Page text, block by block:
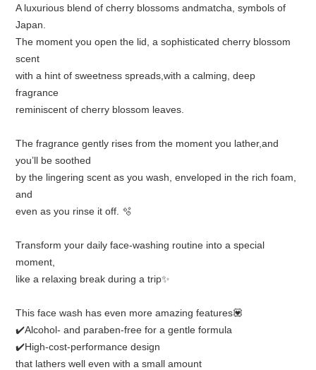
A luxurious blend of cherry blossoms andmatcha, symbols of
Japan.
The moment you open the lid, a sophisticated cherry blossom
scent
with a hint of sweetness spreads,with a calming, deep
fragrance
reminiscent of cherry blossom leaves.
The fragrance gently rises from the moment you lather,and
you’ll be soothed
by the lingering scent as you wash, enveloped in the rich foam,
and
even as you rinse it off. 🫧
Transform your daily face-washing routine into a special
moment,
like a relaxing break during a trip✨
This face wash has even more amazing features💟
✔️Alcohol- and paraben-free for a gentle formula
✔️High-cost-performance design
that lathers well even with a small amount